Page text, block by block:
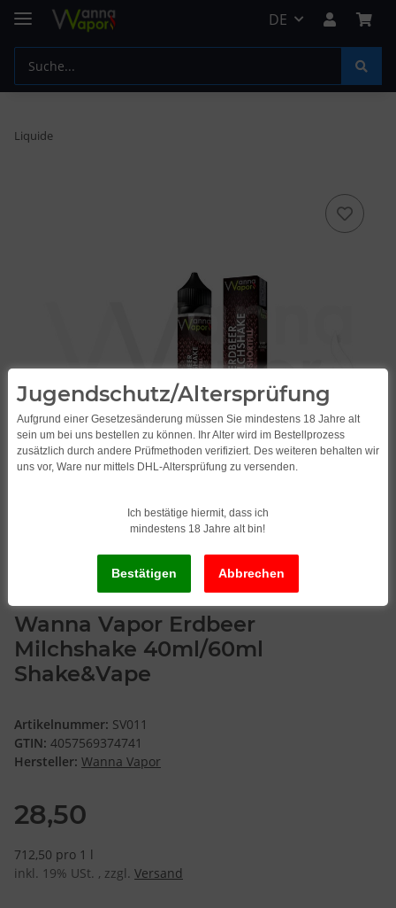
DE
Liquide
Wanna Vapor Erdbeer
Milchshake 40ml/60ml
Shake&Vape
Artikelnummer: SV011
GTIN: 4057569374741
Hersteller: Wanna Vapor
28,50
712,50 pro 1 l
inkl. 19% USt. , zzgl. Versand
Jugendschutz/Altersprüfung
Aufgrund einer Gesetzesänderung müssen Sie mindestens 18 Jahre alt
sein um bei uns bestellen zu können. Ihr Alter wird im Bestellprozess
zusätzlich durch andere Prüfmethoden verifiziert. Des weiteren behalten wir
uns vor, Ware nur mittels DHL-Altersprüfung zu versenden.
Ich bestätige hiermit, dass ich
mindestens 18 Jahre alt bin!